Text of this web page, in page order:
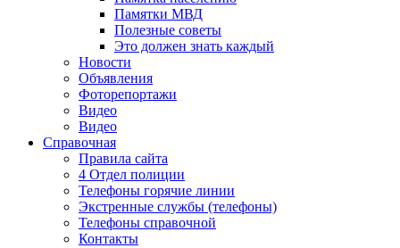
Памятки МВД
Полезные советы
Это должен знать каждый
Новости
Объявления
Фоторепортажи
Видео
Видео
Справочная
Правила сайта
4 Отдел полиции
Телефоны горячие линии
Экстренные службы (телефоны)
Телефоны справочной
Контакты